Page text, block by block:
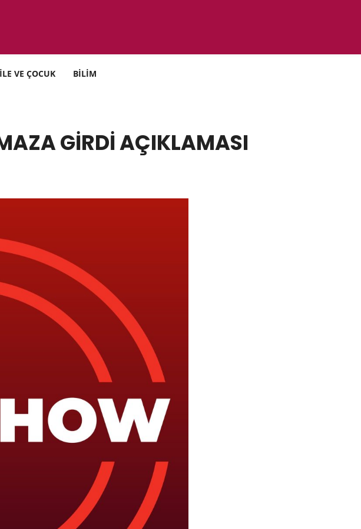
VE ÇOCUK BİLİM
GİRDİ AÇIKLAMASI